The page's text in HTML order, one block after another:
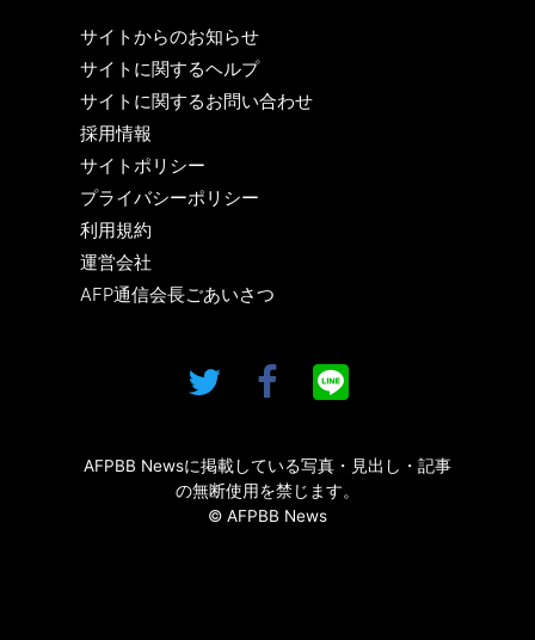
サイトからのお知らせ
サイトに関するヘルプ
サイトに関するお問い合わせ
採用情報
サイトポリシー
プライバシーポリシー
利用規約
運営会社
AFP通信会長ごあいさつ
AFPBB Newsに掲載している写真・見出し・記事
の無断使用を禁じます。
© AFPBB News